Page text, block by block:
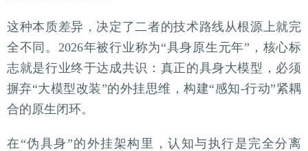
这种本质差异，决定了二者的技术路线从根源上就完
全不同。2026年被行业称为“具身原生元年”，核心标
志就是行业终于达成共识：真正的具身大模型，必须
摒弃“大模型改装”的外挂思维，构建“感知-行动”紧耦
合的原生闭环。
在“伪具身”的外挂架构里，认知与执行是完全分离